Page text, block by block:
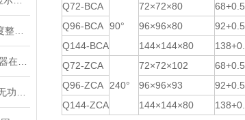
Q72-BCA
90°
72×72×80 68+0 5
Q96-BCA 96×96×80 92+0 5
Q144-BCA
144×144×80 138+0
Q72-ZCA
240°
72×72×102 68+0 5
Q96-ZCA 96×96×93 92+0 5
Q144-ZCA
144×144×80 138+0